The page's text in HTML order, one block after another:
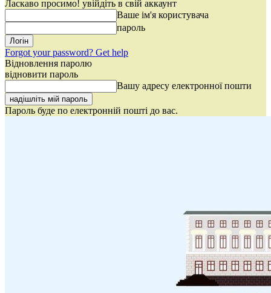
Ласкаво просимо! увійдіть в свій аккаунт
Ваше ім'я користувача
пароль
Forgot your password? Get help
Відновлення паролю
відновити пароль
Вашу адресу електронної пошти
Пароль буде по електронній пошті до вас.